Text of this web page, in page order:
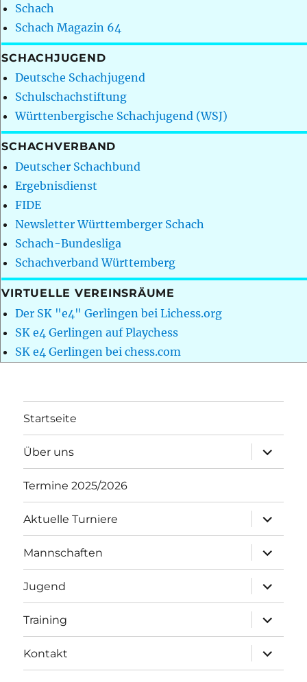
Schach
Schach Magazin 64
SCHACHJUGEND
Deutsche Schachjugend
Schulschachstiftung
Württenbergische Schachjugend (WSJ)
SCHACHVERBAND
Deutscher Schachbund
Ergebnisdienst
FIDE
Newsletter Württemberger Schach
Schach-Bundesliga
Schachverband Württemberg
VIRTUELLE VEREINSRÄUME
Der SK "e4" Gerlingen bei Lichess.org
SK e4 Gerlingen auf Playchess
SK e4 Gerlingen bei chess.com
Startseite
Über uns
öffnen
Termine 2025/2026
Aktuelle Turniere
öffnen
Mannschaften
öffnen
Jugend
öffnen
Training
öffnen
Kontakt
öffnen